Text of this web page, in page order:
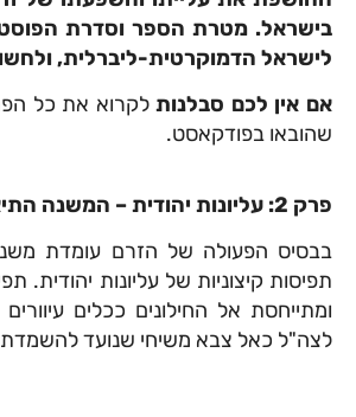
בישראל. מטרת הספר וסדרת
לישראל הדמוקרטית-ליברלית,
אם אין לכם סבלנותלקרוא את כל
שהובאו בפודקאסט.
פרק 2: עליונות יהודית – המשנה התיאולוגית של ישיבות "הקו"
בבסיס הפעולה של הזרם עומדת
תפיסות קיצוניות של עליונות
ומתייחסת אל החילונים ככלים
לצה"ל כאל צבא משיחי שנועד